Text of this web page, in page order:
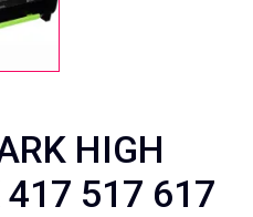
HIGH
417 517 617